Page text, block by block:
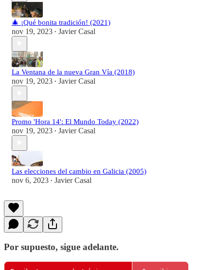
🎄 ¡Qué bonita tradición! (2021)
nov 19, 2023 • Javier Casal
La Ventana de la nueva Gran Vía (2018)
nov 19, 2023 • Javier Casal
Promo 'Hora 14': El Mundo Today (2022)
nov 19, 2023 • Javier Casal
Las elecciones del cambio en Galicia (2005)
nov 6, 2023 • Javier Casal
Por supuesto, sigue adelante.